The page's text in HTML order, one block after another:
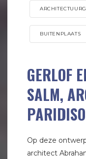
BUITENPLAATS
GERLOF
SALM,
Op deze
architect